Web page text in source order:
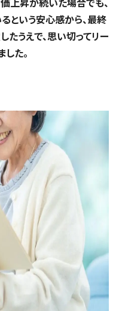
という安心感から、最終
たうえで、思い切ってリー
た。